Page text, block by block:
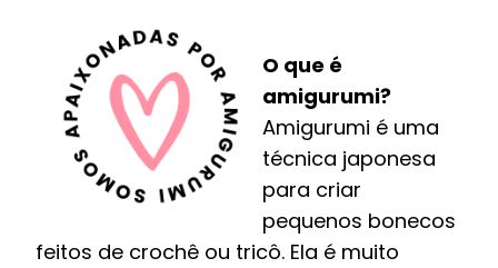
O que é
amigurumi?
Amigurumi é uma
técnica japonesa
para criar
pequenos bonecos
feitos de crochê ou tricô. Ela é muito